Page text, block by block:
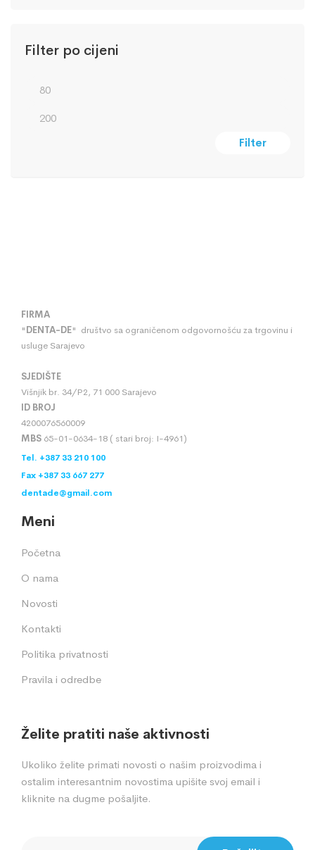
Filter po cijeni
Filter
FIRMA
"DENTA-DE" društvo sa ograničenom odgovornošću za trgovinu i
usluge Sarajevo
SJEDIŠTE
Višnjik br. 34/P2, 71 000 Sarajevo
ID BROJ
4200076560009
MBS 65-01-0634-18 ( stari broj: I-4961)
Tel. +387 33 210 100
Fax +387 33 667 277
dentade@gmail.com
Meni
Početna
O nama
Novosti
Kontakti
Politika privatnosti
Pravila i odredbe
Želite pratiti naše aktivnosti
Ukoliko želite primati novosti o našim proizvodima i
ostalim interesantnim novostima upišite svoj email i
kliknite na dugme pošaljite.